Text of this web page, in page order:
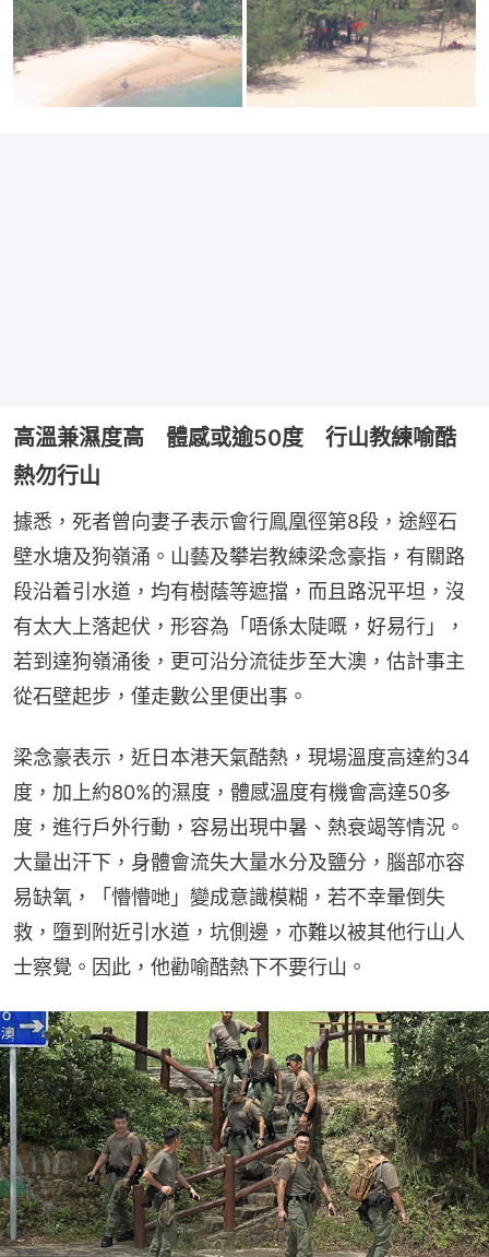
高溫兼濕度高 體感或逾50度 行山教練喻酷
熱勿行山
據悉，死者曾向妻子表示會行鳯凰徑第8段，途經石
壁水塘及狗嶺涌。山藝及攀岩教練梁念豪指，有關路
段沿着引水道，均有樹蔭等遮擋，而且路況平坦，沒
有太大上落起伏，形容為「唔係太陡嘅，好易行」，
若到達狗嶺涌後，更可沿分流徒步至大澳，估計事主
從石壁起步，僅走數公里便出事。
梁念豪表示，近日本港天氣酷熱，現場溫度高達約34
度，加上約80%的濕度，體感溫度有機會高達50多
度，進行戶外行動，容易出現中暑、熱衰竭等情況。
大量出汗下，身體會流失大量水分及鹽分，腦部亦容
易缺氧，「懵懵哋」變成意識模糊，若不幸暈倒失
救，墮到附近引水道，坑側邊，亦難以被其他行山人
士察覺。因此，他勸喻酷熱下不要行山。